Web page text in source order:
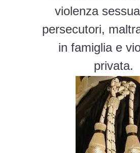
violenza
persecutori,
in famiglia e
privata.